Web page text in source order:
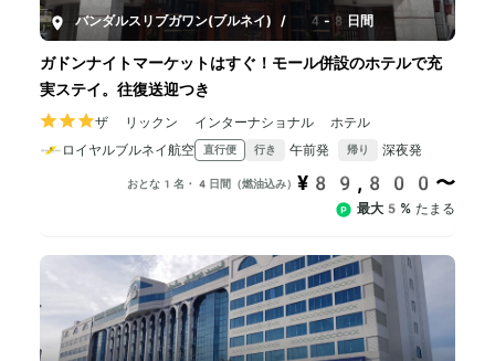
バンダルスリブガワン(ブルネイ) / 4-8日間
ガドンナイトマーケットはすぐ！モール併設のホテルで充
実ステイ。往復送迎つき
ザ リックン インターナショナル ホテル
ロイヤルブルネイ航空
直行便 行き 午前発 帰り 深夜発
おとな1名・4日間（燃油込み） ¥89,800〜
最大5% たまる